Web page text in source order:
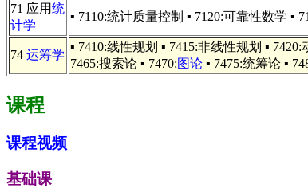
71 应用统
计学
▪ 7110:统计质量控制 ▪ 7120:可靠性数学 ▪
74 运筹学
▪ 7410:线性规划 ▪ 7415:非线性规划 ▪
7465:搜索论 ▪ 7470:图论 ▪ 7475:统筹论 ▪
课程
课程视频
基础课